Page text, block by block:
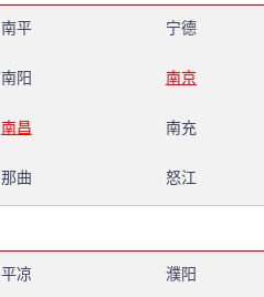
南平 宁德
南阳 南京
南昌 南充
那曲 怒江
平凉 濮阳